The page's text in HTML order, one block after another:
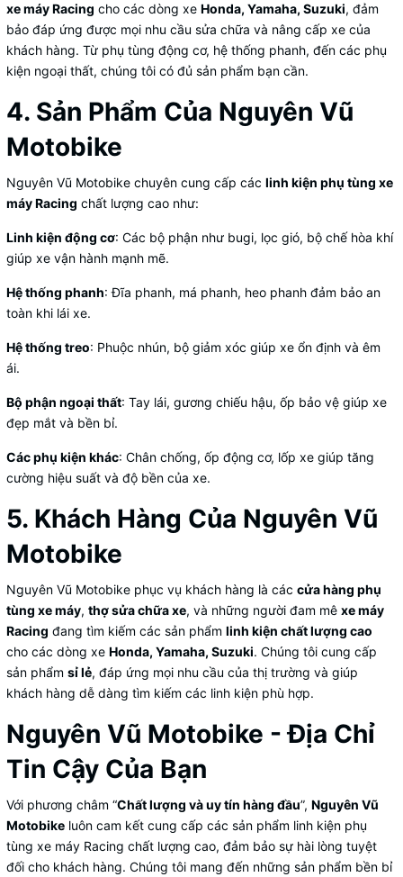
xe máy Racing cho các dòng xe Honda, Yamaha, Suzuki, đảm
bảo đáp ứng được mọi nhu cầu sửa chữa và nâng cấp xe của
khách hàng. Từ phụ tùng động cơ, hệ thống phanh, đến các phụ
kiện ngoại thất, chúng tôi có đủ sản phẩm bạn cần.
4. Sản Phẩm Của Nguyên Vũ
Motobike
Nguyên Vũ Motobike chuyên cung cấp các linh kiện phụ tùng xe
máy Racing chất lượng cao như:
Linh kiện động cơ: Các bộ phận như bugi, lọc gió, bộ chế hòa khí
giúp xe vận hành mạnh mẽ.
Hệ thống phanh: Đĩa phanh, má phanh, heo phanh đảm bảo an
toàn khi lái xe.
Hệ thống treo: Phuộc nhún, bộ giảm xóc giúp xe ổn định và êm
ái.
Bộ phận ngoại thất: Tay lái, gương chiếu hậu, ốp bảo vệ giúp xe
đẹp mắt và bền bỉ.
Các phụ kiện khác: Chân chống, ốp động cơ, lốp xe giúp tăng
cường hiệu suất và độ bền của xe.
5. Khách Hàng Của Nguyên Vũ
Motobike
Nguyên Vũ Motobike phục vụ khách hàng là các cửa hàng phụ
tùng xe máy, thợ sửa chữa xe, và những người đam mê xe máy
Racing đang tìm kiếm các sản phẩm linh kiện chất lượng cao
cho các dòng xe Honda, Yamaha, Suzuki. Chúng tôi cung cấp
sản phẩm sỉ lẻ, đáp ứng mọi nhu cầu của thị trường và giúp
khách hàng dễ dàng tìm kiếm các linh kiện phù hợp.
Nguyên Vũ Motobike - Địa Chỉ
Tin Cậy Của Bạn
Với phương châm “Chất lượng và uy tín hàng đầu”, Nguyên Vũ
Motobike luôn cam kết cung cấp các sản phẩm linh kiện phụ
tùng xe máy Racing chất lượng cao, đảm bảo sự hài lòng tuyệt
đối cho khách hàng. Chúng tôi mang đến những sản phẩm bền bỉ